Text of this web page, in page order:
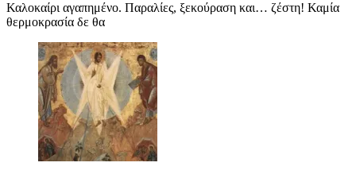
Καλοκαίρι αγαπημένο. Παραλίες, ξεκούραση και… ζέστη! Καμία
θερμοκρασία δε θα